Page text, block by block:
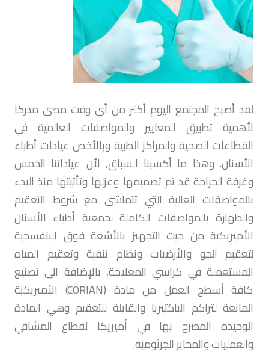
لقد أصبح المجتمع اليوم أكثر من أي وقت مضى مدركا
لأهمية تطبيق المعايير والمواصفات العالمية في
القطاعات الصحية والمراكز الطبية وبالأخص عيادات أطباء
الأسنان. وهذا ما أكسبنا السباق, لأن عياداتنا الخمس
وغرفة الجراحة قد تم تصميمها وعزلها وتأثيثها منذ البدء
بالمواصفات العالية التي تتماشى مع شروط التعقيم
والطهارة بالمواصفات الكاملة لجمعية أطباء الأسنان
الأميريكية من حيث التجهيز بالأشعة فوق البنفسجية
لتعقيم الجو والأرضيات ونظام تنقية وتعقيم المياه
المستعملة في كراسي المعلاجة, بالإضافة الى تصنيع
كافة أسطح العمل من مادة (CORIAN) الأميريكية
المانعة لتراكم الباكتيريا والقابلة للتعقيم وهي المادة
الوحيدة المصرح بها في أميريكا لقطاع المشافي
والعمليات والمخابر الجرثومية.